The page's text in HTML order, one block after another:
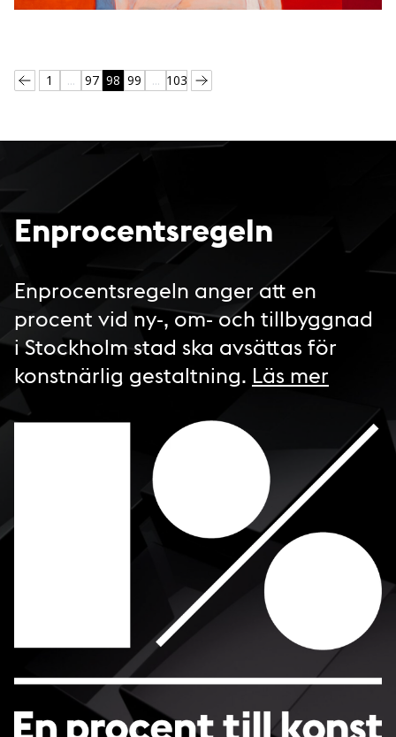
1 ... 97 98 99 ... 103
Enprocentsregeln
Enprocentsregeln anger att en
procent vid ny-, om- och tillbyggnad
i Stockholm stad ska avsättas för
konstnärlig gestaltning. Läs mer